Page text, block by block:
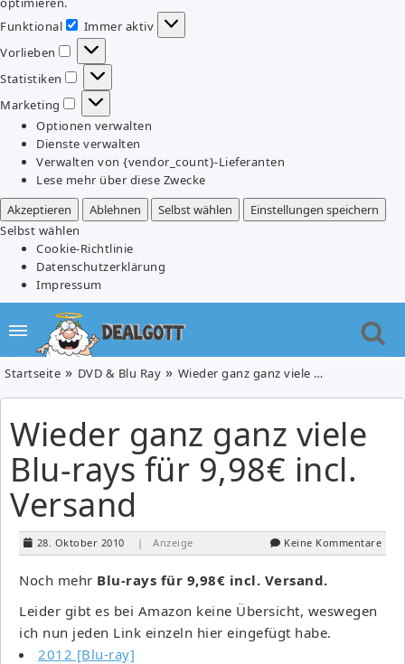
Funktional
Funktional
Immer aktiv
Vorlieben
Vorlieben
Statistiken
Statistiken
Marketing
Marketing
Optionen verwalten
Dienste verwalten
Verwalten von {vendor_count}-Lieferanten
Lese mehr über diese Zwecke
Akzeptieren
Ablehnen Selbst wählen
Einstellungen speichern
Selbst wählen
Cookie-Richtlinie
Datenschutzerklärung
Impressum
Startseite DVD & Blu Ray Wieder ganz ganz viele Blu-rays für 9,98€ incl. Versand
Wieder ganz ganz viele
Blu-rays für 9,98€ incl.
Versand
28. Oktober 2010 | Anzeige Keine Kommentare
Noch mehr Blu-rays für 9,98€ incl. Versand.
Leider gibt es bei Amazon keine Übersicht, weswegen
ich nun jeden Link einzeln hier eingefügt habe.
2012 [Blu-ray]